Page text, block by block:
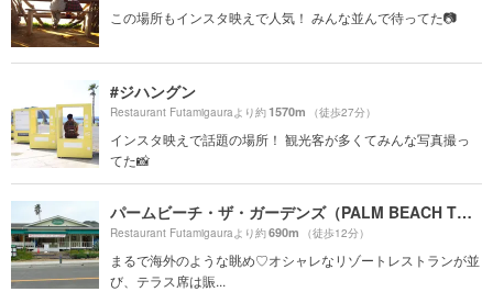
この場所もインスタ映えで人気！ みんな並んで待ってた📷
#ジハングン
Restaurant Futamigauraより約1570m （徒歩27分）
インスタ映えで話題の場所！ 観光客が多くてみんな写真撮っ
てた📸
パームビーチ・ザ・ガーデンズ（PALM BEACH THE GARDENS）
Restaurant Futamigauraより約690m （徒歩12分）
まるで海外のような眺め♡オシャレなリゾートレストランが並
び、テラス席は賑...